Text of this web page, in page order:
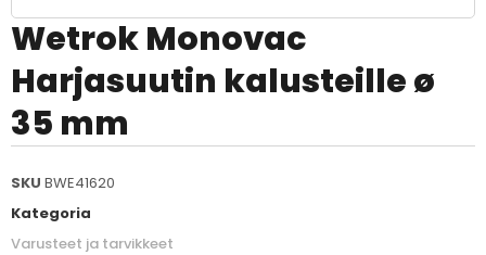
Wetrok Monovac
Harjasuutin kalusteille ø
35 mm
SKU BWE41620
Kategoria
Varusteet ja tarvikkeet